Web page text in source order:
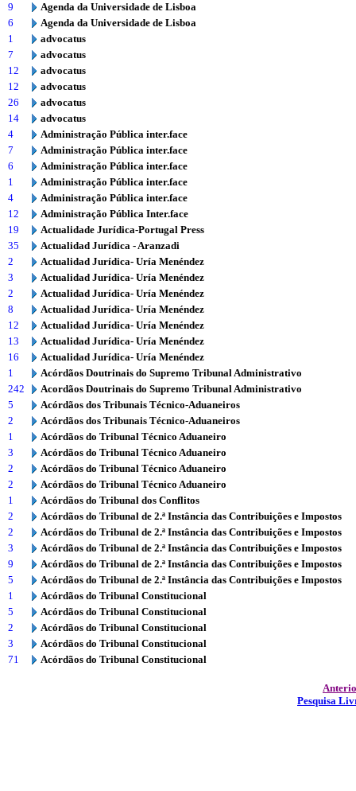
9
Agenda da Universidade de Lisboa
6
Agenda da Universidade de Lisboa
1
advocatus
7
advocatus
12
advocatus
12
advocatus
26
advocatus
14
advocatus
4
Administração Pública inter.face
7
Administração Pública inter.face
6
Administração Pública inter.face
1
Administração Pública inter.face
4
Administração Pública inter.face
12
Administração Pública Inter.face
19
Actualidade Jurídica-Portugal Press
35
Actualidad Jurídica - Aranzadi
2
Actualidad Jurídica- Uría Menéndez
3
Actualidad Jurídica- Uría Menéndez
2
Actualidad Jurídica- Uría Menéndez
8
Actualidad Jurídica- Uría Menéndez
12
Actualidad Jurídica- Uría Menéndez
13
Actualidad Jurídica- Uría Menéndez
16
Actualidad Jurídica- Uría Menéndez
1
Acórdãos Doutrinais do Supremo Tribunal Administrativo
242
Acordãos Doutrinais do Supremo Tribunal Administrativo
5
Acórdãos dos Tribunais Técnico-Aduaneiros
2
Acórdãos dos Tribunais Técnico-Aduaneiros
1
Acórdãos do Tribunal Técnico Aduaneiro
3
Acórdãos do Tribunal Técnico Aduaneiro
2
Acórdãos do Tribunal Técnico Aduaneiro
2
Acórdãos do Tribunal Técnico Aduaneiro
1
Acórdãos do Tribunal dos Conflitos
2
Acórdãos do Tribunal de 2.ª Instância das Contribuições e Impostos
2
Acórdãos do Tribunal de 2.ª Instância das Contribuições e Impostos
3
Acórdãos do Tribunal de 2.ª Instância das Contribuições e Impostos
9
Acórdãos do Tribunal de 2.ª Instância das Contribuições e Impostos
5
Acórdãos do Tribunal de 2.ª Instância das Contribuições e Impostos
1
Acórdãos do Tribunal Constitucional
5
Acórdãos do Tribunal Constitucional
2
Acórdãos do Tribunal Constitucional
3
Acórdãos do Tribunal Constitucional
71
Acórdãos do Tribunal Constitucional
Pesquisa